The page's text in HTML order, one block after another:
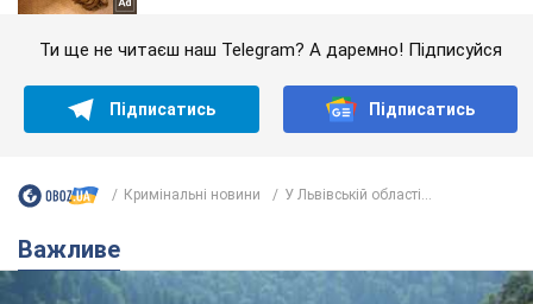
Ти ще не читаєш наш Telegram? А даремно! Підписуйся
Підписатись Підписатись
Кримінальні новини У Львівській області...
Важливе